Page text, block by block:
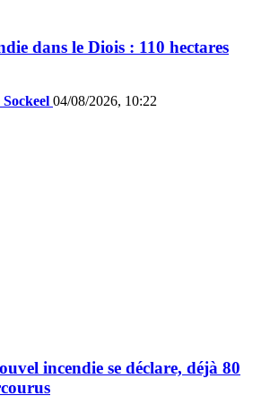
dans le Diois : 110 hectares
04/08/2026, 10:22
incendie se déclare, déjà 80